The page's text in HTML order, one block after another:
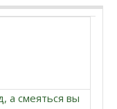
а смеяться вы